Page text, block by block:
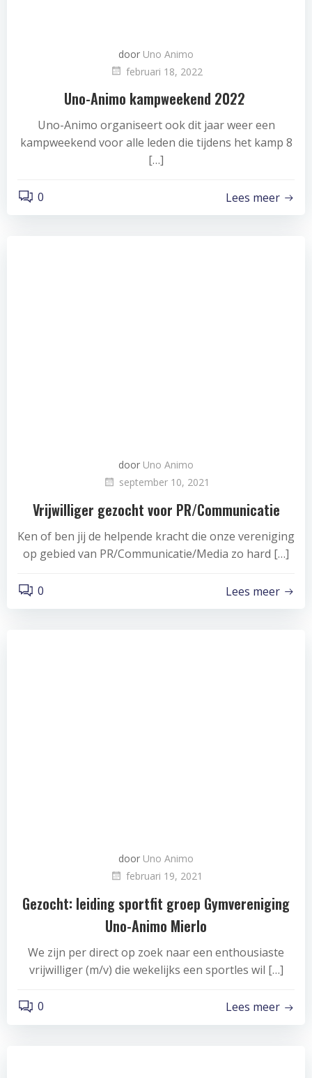
door Uno Animo
februari 18, 2022
Uno-Animo kampweekend 2022
Uno-Animo organiseert ook dit jaar weer een
kampweekend voor alle leden die tijdens het kamp 8
[…]
0 Lees meer
door Uno Animo
september 10, 2021
Vrijwilliger gezocht voor PR/Communicatie
Ken of ben jij de helpende kracht die onze vereniging
op gebied van PR/Communicatie/Media zo hard […]
0 Lees meer
door Uno Animo
februari 19, 2021
Gezocht: leiding sportfit groep Gymvereniging
Uno-Animo Mierlo
We zijn per direct op zoek naar een enthousiaste
vrijwilliger (m/v) die wekelijks een sportles wil […]
0 Lees meer